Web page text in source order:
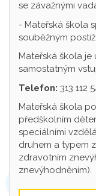
se závažnými
- Mateřská škola
souběžným
Mateřská škola je
samostatným
Telefon: 313 112
Mateřská škola
předškolním
speciálními
druhem a typem
zdravotním
znevýhodněním).